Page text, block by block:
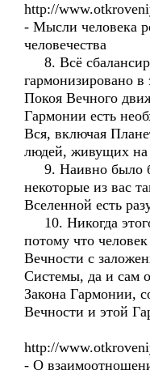
http://
- Мысли человека
человечества
8. Всё
гармонизировано
Покоя Вечного
Гармонии есть
Вся, включая
людей, живущих на
9. Наивно было
некоторые из вас
Вселенной есть
10. Никогда
потому что
Вечности с
Системы, да и сам
Закона Гармонии,
Вечности и этой
http://
- О